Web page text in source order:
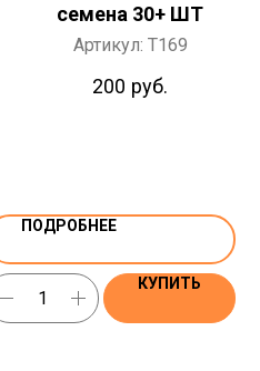
семена 30+ ШТ
Артикул: T169
200 руб.
ПОДРОБНЕЕ
КУПИТЬ